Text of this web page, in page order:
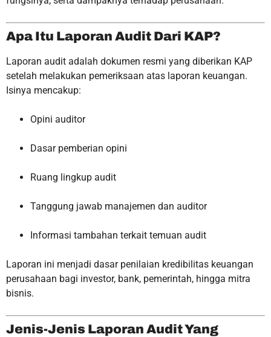
Apa Itu Laporan Audit Dari KAP?
Laporan audit adalah dokumen resmi yang diberikan KAP
setelah melakukan pemeriksaan atas laporan keuangan.
Isinya mencakup:
Opini auditor
Dasar pemberian opini
Ruang lingkup audit
Tanggung jawab manajemen dan auditor
Informasi tambahan terkait temuan audit
Laporan ini menjadi dasar penilaian kredibilitas keuangan
perusahaan bagi investor, bank, pemerintah, hingga mitra
bisnis.
Jenis-Jenis Laporan Audit Yang